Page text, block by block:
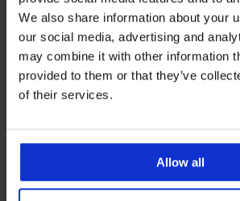
We also share information about your
our social media, advertising and
may combine it with other information
provided to them or that they’ve
of their services.
Allow all
info@astratex.de
Newsletter
ABONNIEREN
Ich möchte mich zum Newsletter anmelden,
Aktionen, Rabatte oder Ausverkäufe enthält.